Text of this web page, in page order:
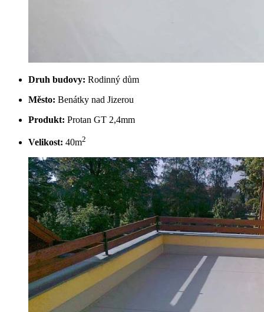
Druh budovy: Rodinný dům
Město: Benátky nad Jizerou
Produkt: Protan GT 2,4mm
Velikost: 40m2